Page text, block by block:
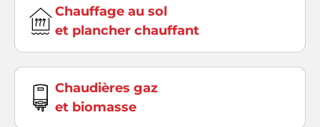
Chauffage au sol
et plancher chauffant
Chaudières gaz
et biomasse